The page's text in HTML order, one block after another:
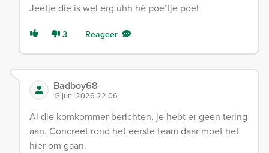
Jeetje die is wel erg uhh hè poe’tje poe!
3 Reageer
Badboy68
13 juni 2026 22:06
Al die komkommer berichten, je hebt er geen tering
aan. Concreet rond het eerste team daar moet het
hier om gaan.